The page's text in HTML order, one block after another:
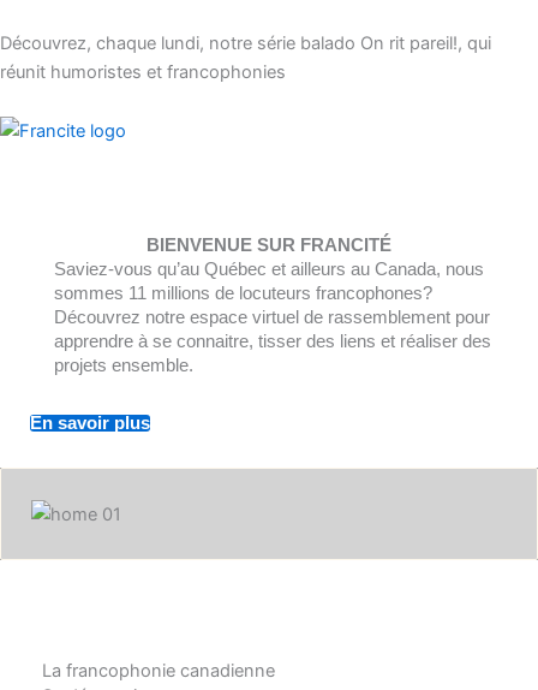
au
contenu
Découvrez, chaque lundi, notre série balado On rit pareil!, qui
réunit humoristes et francophonies
BIENVENUE SUR FRANCITÉ
Saviez-vous qu’au Québec et ailleurs au Canada, nous
sommes 11 millions de locuteurs francophones?
Découvrez notre espace virtuel de rassemblement pour
apprendre à se connaitre, tisser des liens et réaliser des
projets ensemble.
En savoir plus
La francophonie canadienne